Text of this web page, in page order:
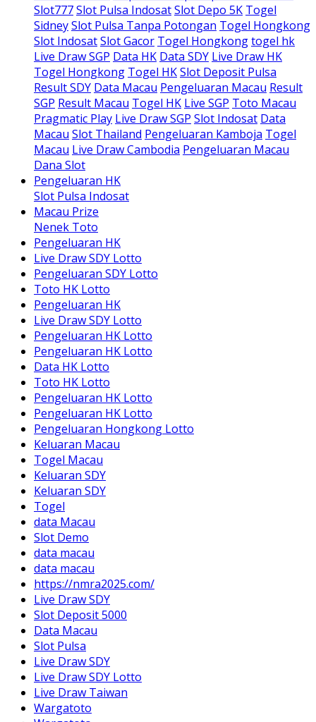
Slot777Slot Pulsa IndosatSlot Depo 5K Togel
SidneySlot Pulsa Tanpa Potongan Togel Hongkong
Slot IndosatSlot Gacor Togel Hongkongtogel hk
Live Draw SGP Data HK Data SDY Live Draw HK
Togel Hongkong Togel HKSlot Deposit Pulsa
Result SDY Data Macau Pengeluaran Macau Result
SGP Result Macau Togel HK Live SGP Toto Macau
Pragmatic Play Live Draw SGP Slot Indosat Data
Macau Slot Thailand Pengeluaran Kamboja Togel
Macau Live Draw Cambodia Pengeluaran Macau
Dana Slot
Pengeluaran HK
Slot Pulsa Indosat
Macau Prize
Nenek Toto
Pengeluaran HK
Live Draw SDY Lotto
Pengeluaran SDY Lotto
Toto HK Lotto
Pengeluaran HK
Live Draw SDY Lotto
Pengeluaran HK Lotto
Pengeluaran HK Lotto
Data HK Lotto
Toto HK Lotto
Pengeluaran HK Lotto
Pengeluaran HK Lotto
Pengeluaran Hongkong Lotto
Keluaran Macau
Togel Macau
Keluaran SDY
Keluaran SDY
Togel
data Macau
Slot Demo
data macau
data macau
https://nmra2025.com/
Live Draw SDY
Slot Deposit 5000
Data Macau
Slot Pulsa
Live Draw SDY
Live Draw SDY Lotto
Live Draw Taiwan
Wargatoto